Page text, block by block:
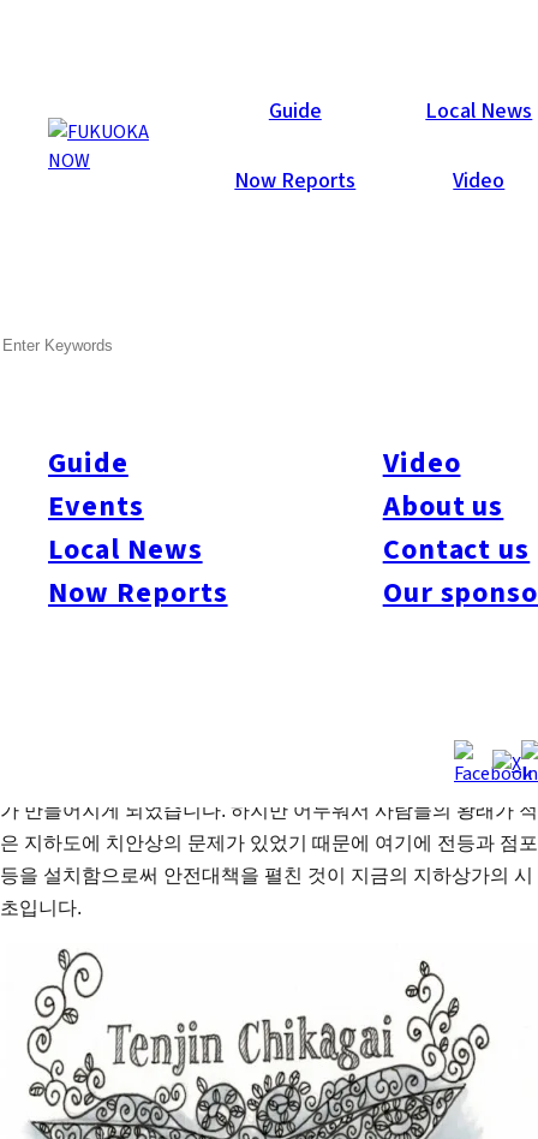
Guide Local News
Now Reports Video
Guide
Events
Local News
Now Reports
Video
About us
Contact us
Our
Now Reports
1976년에 오픈한 텐진 지하상가가 있습니다. 2005년에 남쪽으
로 연장된 부분을 포함하면 총 길이 600m, 총바닥면적 약
점포가 줄지어 입점해 있고 1일 보행자 통행량은 약 40만 명에
달합니다. 단독 지하상가로써는 일본 내에서 다섯 번째로 큰 넓
자동차 수가 급증한 다이쇼 시대(1912~1926) 말기부터 쇼와 시
대(1926~1989) 초기에 걸쳐 보행자만이 통행할 수 있는 지하도
가 만들어지게 되었습니다. 하지만 어두워서 사람들의 왕래가 적
은 지하도에 치안상의 문제가 있었기 때문에 여기에 전등과 점포
등을 설치함으로써 안전대책을 펼친 것이 지금의 지하상가의 시
초입니다.